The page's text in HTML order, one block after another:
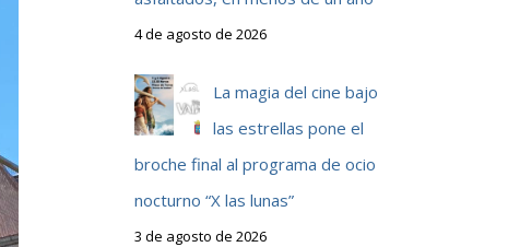
4 de agosto de 2026
La magia del cine bajo
las estrellas pone el
broche final al programa de ocio
nocturno “X las lunas”
3 de agosto de 2026